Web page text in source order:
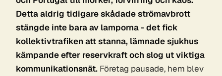
Detta aldrig tidigare skådade strömavbrott
stängde inte bara av lamporna - det fick
kollektivtrafiken att stanna, lämnade sjukhus
kämpande efter reservkraft och slog ut viktiga
kommunikationsnät. Företag pausade, hem blev